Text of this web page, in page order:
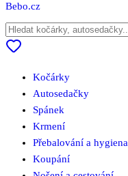
Bebo.cz
Kočárky
Autosedačky
Spánek
Krmení
Přebalování a hygiena
Koupání